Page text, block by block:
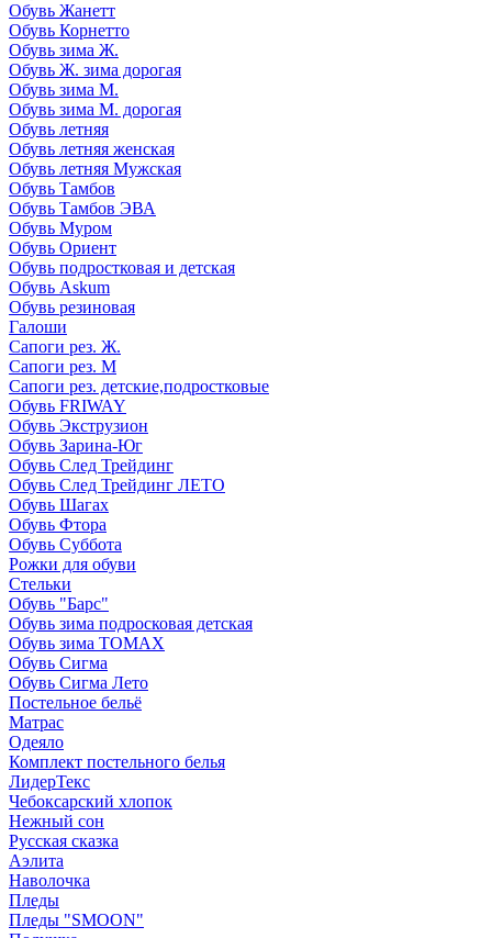
Обувь Жанетт
Обувь Корнетто
Обувь зима Ж.
Обувь Ж. зима дорогая
Обувь зима М.
Обувь зима М. дорогая
Обувь летняя
Обувь летняя женская
Обувь летняя Мужская
Обувь Тамбов
Обувь Тамбов ЭВА
Обувь Муром
Обувь Ориент
Обувь подростковая и детская
Обувь Askum
Обувь резиновая
Галоши
Сапоги рез. Ж.
Сапоги рез. М
Сапоги рез. детские,подростковые
Обувь FRIWAY
Обувь Экструзион
Обувь Зарина-Юг
Обувь След Трейдинг
Обувь След Трейдинг ЛЕТО
Обувь Шагах
Обувь Фтора
Обувь Суббота
Рожки для обуви
Стельки
Обувь "Барс"
Обувь зима подросковая детская
Обувь зима ТОМАХ
Обувь Сигма
Обувь Сигма Лето
Постельное бельё
Матрас
Одеяло
Комплект постельного белья
ЛидерТекс
Чебоксарский хлопок
Нежный сон
Русская сказка
Аэлита
Наволочка
Пледы
Пледы "SMOON"